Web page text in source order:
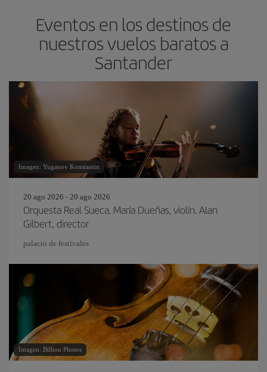
Eventos en los destinos de
nuestros vuelos baratos a
Santander
Imagen: Yuganov Konstantin
20 ago 2026 - 20 ago 2026
Orquesta Real Sueca. María Dueñas, violín. Alan
Gilbert, director
palacio de festivales
Imagen: Billion Photos